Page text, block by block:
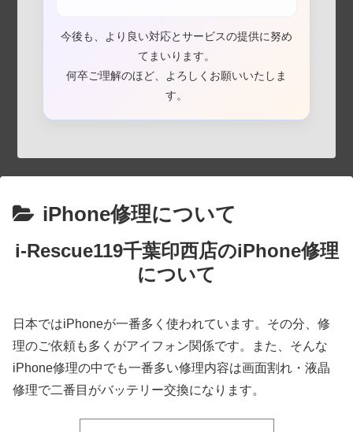
今後も、より良い対応とサービスの提供に努め
てまいります。
何卒ご理解のほど、よろしくお願いいたしま
す。
iPhone修理について
i-Rescue119千葉印西店のiPhone修理
について
日本ではiPhoneが一番多く使われています。その分、修
理のご依頼も多くがアイフォン関係です。また、そんな
iPhone修理の中でも一番多い修理内容は画面割れ・液晶
修理で二番目がバッテリー交換になります。